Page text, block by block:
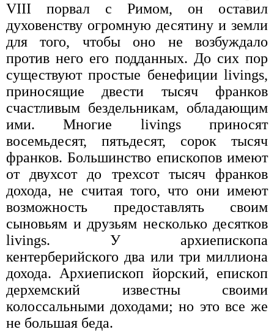
VIII порвал с Римом, он оставил
духовенству огромную десятину и земли
для того, чтобы оно не возбуждало
против него его подданных. До сих пор
существуют простые бенефиции livings,
приносящие двести тысяч франков
счастливым бездельникам, обладающим
ими. Многие livings приносят
восемьдесят, пятьдесят, сорок тысяч
франков. Большинство епископов имеют
от двухсот до трехсот тысяч франков
дохода, не считая того, что они имеют
возможность предоставлять своим
сыновьям и друзьям несколько десятков
livings. У архиепископа
кентерберийского два или три миллиона
дохода. Архиепископ йорский, епископ
дерхемский известны своими
колоссальными доходами; но это все же
не большая беда.